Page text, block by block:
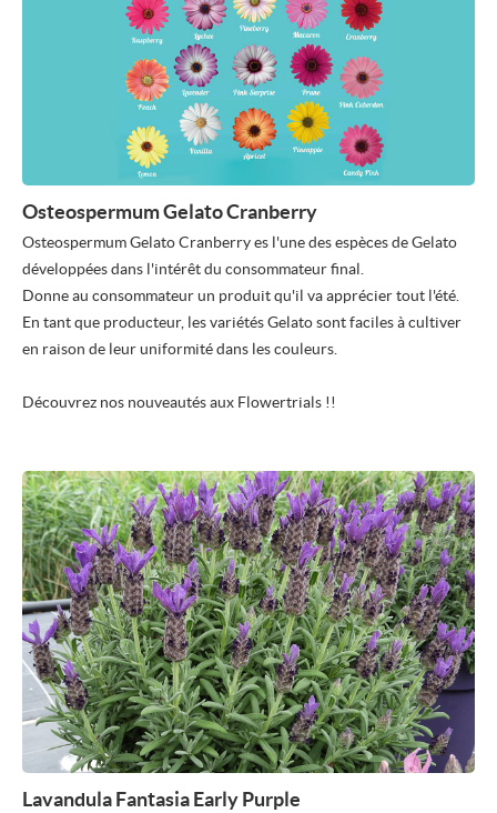
Osteospermum Gelato Cranberry
Osteospermum Gelato Cranberry es l'une des espèces de Gelato
développées dans l'intérêt du consommateur final.
Donne au consommateur un produit qu'il va apprécier tout l'été.
En tant que producteur, les variétés Gelato sont faciles à cultiver
en raison de leur uniformité dans les couleurs.
Découvrez nos nouveautés aux Flowertrials !!
Lavandula Fantasia Early Purple